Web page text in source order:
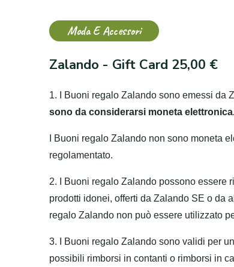
Moda E Accessori
Zalando - Gift Card 25,00 €
1. I Buoni regalo Zalando sono emessi da
sono da considerarsi moneta
I Buoni regalo Zalando non sono moneta
regolamentato.
2. I Buoni regalo Zalando possono essere
prodotti idonei, offerti da Zalando SE o da
regalo Zalando non può essere utilizzato
3. I Buoni regalo Zalando sono validi per
possibili rimborsi in contanti o rimborsi in